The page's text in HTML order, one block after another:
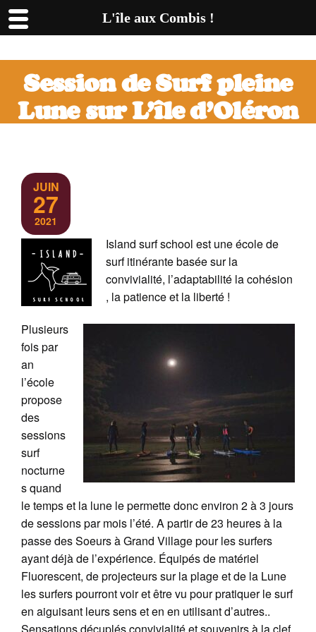
Session de Surf pleine
Lune sur L’île d’Oléron
JUIN
27
2021
Island surf school est une école de
surf itinérante basée sur la
convivialité, l’adaptabilité la cohésion
, la patience et la liberté !
Plusieurs
fois par
an
l’école
propose
des
sessions
surf
nocturne
s quand
le temps et la lune le permette donc environ 2 à 3 jours
de sessions par mois l’été. A partir de 23 heures à la
passe des Soeurs à Grand Village pour les surfers
ayant déjà de l’expérience. Équipés de matériel
Fluorescent, de projecteurs sur la plage et de la Lune
les surfers pourront voir et être vu pour pratiquer le surf
en aiguisant leurs sens et en en utilisant d’autres..
L'île aux Combis !